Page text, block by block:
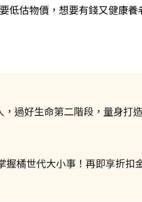
低估物價，想要有錢又健康
過好生命第二階段，量身打
橘世代大小事！再即享折扣